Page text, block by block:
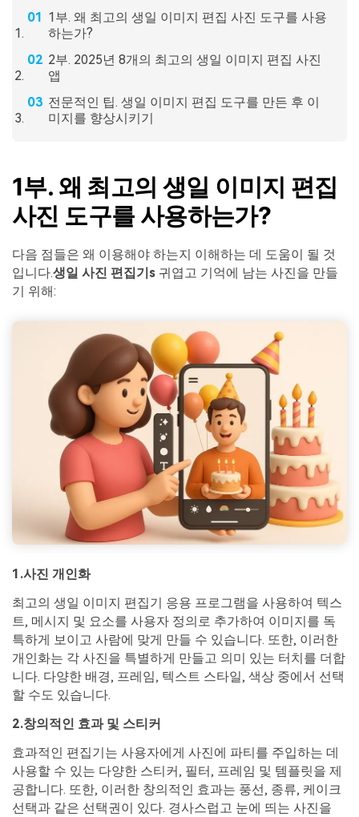
1부. 왜 최고의 생일 이미지 편집 사진 도구를 사용
하는가?
2부. 2025년 8개의 최고의 생일 이미지 편집 사진
앱
전문적인 팁. 생일 이미지 편집 도구를 만든 후 이
미지를 향상시키기
1부. 왜 최고의 생일 이미지 편집
사진 도구를 사용하는가?
다음 점들은 왜 이용해야 하는지 이해하는 데 도움이 될 것
입니다.생일 사진 편집기 s 귀엽고 기억에 남는 사진을 만들
기 위해:
1.사진 개인화
최고의 생일 이미지 편집기 응용 프로그램을 사용하여 텍스
트, 메시지 및 요소를 사용자 정의로 추가하여 이미지를 독
특하게 보이고 사람에 맞게 만들 수 있습니다. 또한, 이러한
개인화는 각 사진을 특별하게 만들고 의미 있는 터치를 더합
니다. 다양한 배경, 프레임, 텍스트 스타일, 색상 중에서 선택
할 수도 있습니다.
2.창의적인 효과 및 스티커
효과적인 편집기는 사용자에게 사진에 파티를 주입하는 데
사용할 수 있는 다양한 스티커, 필터, 프레임 및 템플릿을 제
공합니다. 또한, 이러한 창의적인 효과는 풍선, 종류, 케이크
선택과 같은 선택권이 있다. 경사스럽고 눈에 띄는 사진을